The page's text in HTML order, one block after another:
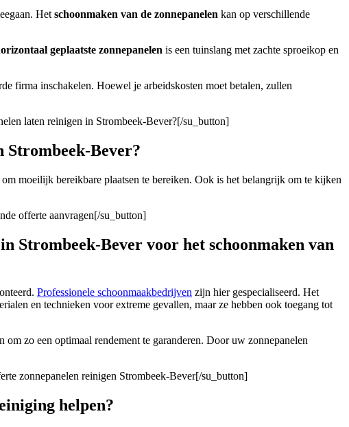
Het schoonmaken van de zonnepanelen kan op verschillende
geplaatste zonnepanelen is een tuinslang met zachte sproeikop en
firma inschakelen. Hoewel je arbeidskosten moet betalen, zullen
laten reinigen in Strombeek-Bever?[/su_button]
Strombeek-Bever?
moeilijk bereikbare plaatsen te bereiken. Ook is het belangrijk om te kijken
offerte aanvragen[/su_button]
Strombeek-Bever voor het schoonmaken van
Professionele schoonmaakbedrijven zijn hier gespecialiseerd. Het
en technieken voor extreme gevallen, maar ze hebben ook toegang tot
zo een optimaal rendement te garanderen. Door uw zonnepanelen
zonnepanelen reinigen Strombeek-Bever[/su_button]
helpen?